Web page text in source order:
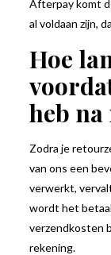
Afterpay komt
al voldaan zijn,
Hoe
heb
Zodra je
van ons een
verwerkt,
wordt het
verzendkosten
rekening.